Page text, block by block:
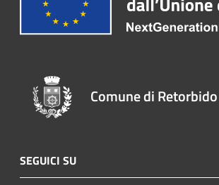
Comune di Retorbido
SEGUICI SU